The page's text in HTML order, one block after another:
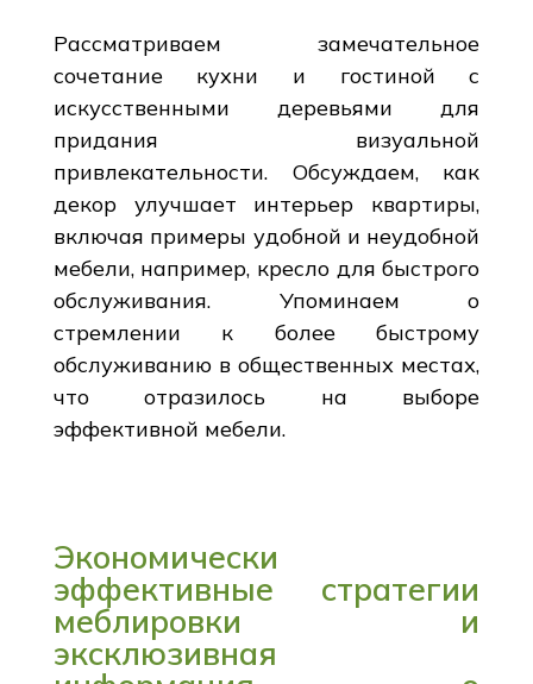
Рассматриваем замечательное
сочетание кухни и гостиной с
искусственными деревьями для
придания визуальной
привлекательности. Обсуждаем, как
декор улучшает интерьер квартиры,
включая примеры удобной и неудобной
мебели, например, кресло для быстрого
обслуживания. Упоминаем о
стремлении к более быстрому
обслуживанию в общественных местах,
что отразилось на выборе
эффективной мебели.
Экономически
эффективные стратегии
меблировки и
эксклюзивная